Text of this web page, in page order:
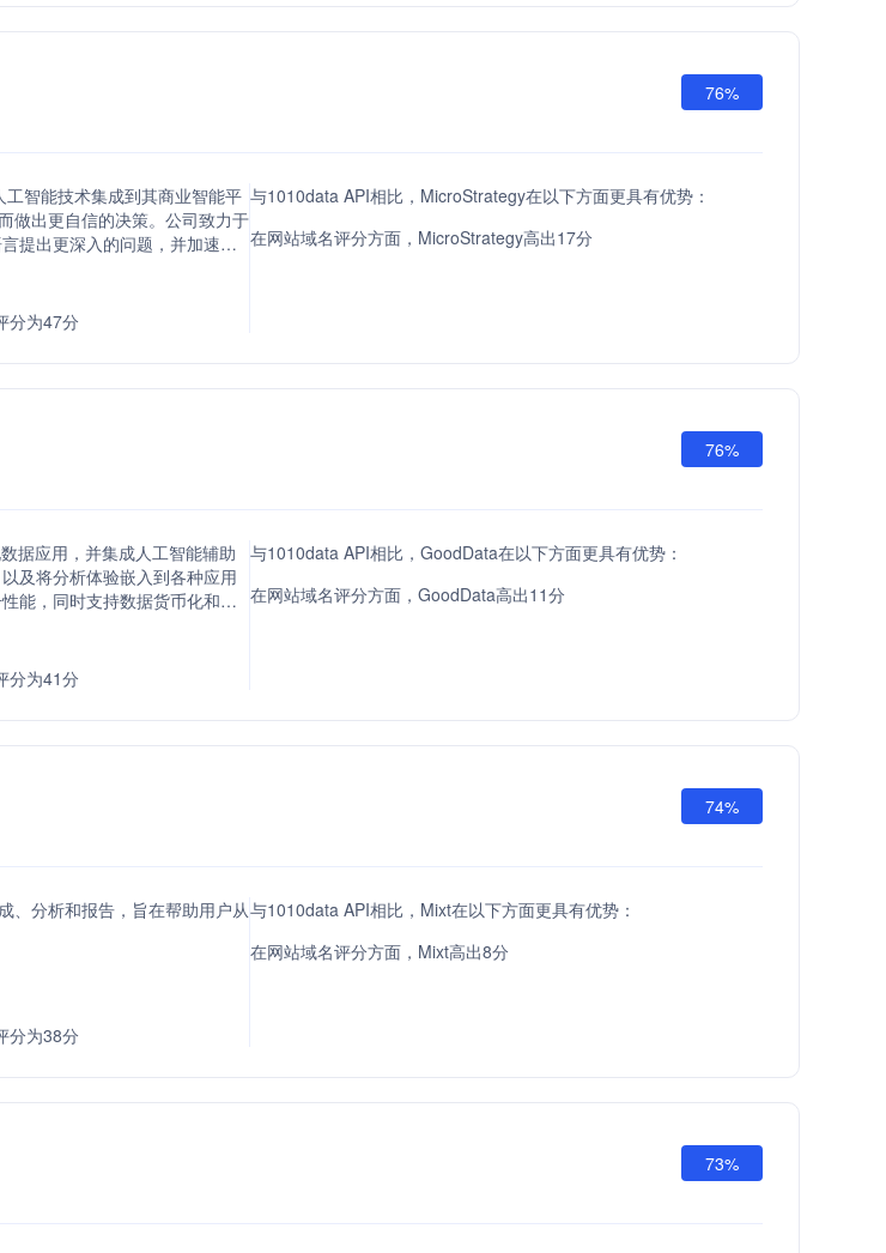
76%
智能技术集成到其商业智能平
做出更自信的决策。公司致力于
提出更深入的问题，并加速行
分为47分
与1010data API相比，MicroStrategy在以下方面更具有优势：
在网站域名评分方面，MicroStrategy高出17分
76%
据应用，并集成人工智能辅助
及将分析体验嵌入到各种应用
能，同时支持数据货币化和产
分为41分
与1010data API相比，GoodData在以下方面更具有优势：
在网站域名评分方面，GoodData高出11分
74%
、分析和报告，旨在帮助用户从
分为38分
与1010data API相比，Mixt在以下方面更具有优势：
在网站域名评分方面，Mixt高出8分
73%